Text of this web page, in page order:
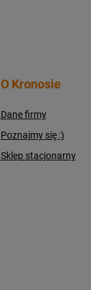
O Kronosie
Dane firmy
Poznajmy się :)
Sklep stacjonarny